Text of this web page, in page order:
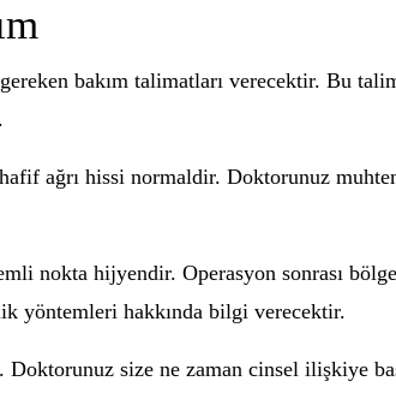
bakım talimatları verecektir. Bu
ağrı hissi normaldir. Doktorunuz
nokta hijyendir. Operasyon sonrası
yöntemleri hakkında bilgi verecektir.
Doktorunuz size ne zaman cinsel ilişkiye